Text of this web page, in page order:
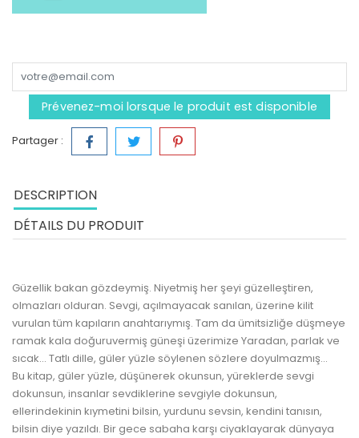
Prévenez-moi lorsque le produit est disponible
Partager :
DESCRIPTION
DÉTAILS DU PRODUIT
Güzellik bakan gözdeymiş. Niyetmiş her şeyi güzelleştiren,
olmazları olduran. Sevgi, açılmayacak sanılan, üzerine kilit
vurulan tüm kapıların anahtarıymış. Tam da ümitsizliğe düşmeye
ramak kala doğuruvermiş güneşi üzerimize Yaradan, parlak ve
sıcak... Tatlı dille, güler yüzle söylenen sözlere doyulmazmış...
Bu kitap, güler yüzle, düşünerek okunsun, yüreklerde sevgi
dokunsun, insanlar sevdiklerine sevgiyle dokunsun,
ellerindekinin kıymetini bilsin, yurdunu sevsin, kendini tanısın,
bilsin diye yazıldı. Bir gece sabaha karşı ciyaklayarak dünyaya